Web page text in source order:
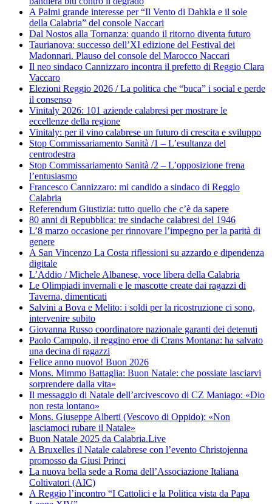
A Palmi grande interesse per “Il Vento di Dahkla e il sole
della Calabria” del console Naccari
Dal Nostos alla Tornanza: quando il ritorno diventa futuro
Taurianova: successo dell’XI edizione del Festival dei
Madonnari. Plauso del console del Marocco Naccari
Il neo sindaco Cannizzaro incontra il prefetto di Reggio Clara
Vaccaro
Elezioni Reggio 2026 / La politica che “buca” i social e perde
il consenso
Vinitaly 2026: 101 aziende calabresi per mostrare le
eccellenze della regione
Vinitaly: per il vino calabrese un futuro di crescita e sviluppo
Stop Commissariamento Sanità /1 – L’esultanza del
centrodestra
Stop Commissariamento Sanità /2 – L’opposizione frena
l’entusiasmo
Francesco Cannizzaro: mi candido a sindaco di Reggio
Calabria
Referendum Giustizia: tutto quello che c’è da sapere
80 anni di Repubblica: tre sindache calabresi del 1946
L’8 marzo occasione per rinnovare l’impegno per la parità di
genere
A San Vincenzo La Costa riflessioni su azzardo e dipendenza
digitale
L’Addio / Michele Albanese, voce libera della Calabria
Le Olimpiadi invernali e le mascotte create dai ragazzi di
Taverna, dimenticati
Salvini a Bova e Melito: i soldi per la ricostruzione ci sono,
intervenire subito
Giovanna Russo coordinatore nazionale garanti dei detenuti
Paolo Campolo, il reggino eroe di Crans Montana: ha salvato
una decina di ragazzi
Felice anno nuovo! Buon 2026
Mons. Mimmo Battaglia: Buon Natale: che possiate lasciarvi
sorprendere dalla vita»
Il messaggio di Natale dell’arcivescovo di CZ Maniago: «Dio
non resta lontano»
Mons. Giuseppe Alberti (Vescovo di Oppido): «Non
lasciamoci rubare il Natale»
Buon Natale 2025 da Calabria.Live
A Bruxelles il Natale calabrese con l’evento Christojenna
promosso da Giusi Princi
La nuova bella sede a Roma dell’Associazione Italiana
Coltivatori (AIC)
A Reggio l’incontro “I Cattolici e la Politica vista da Papa